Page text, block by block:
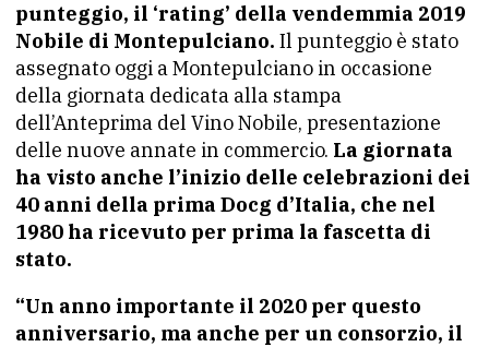
punteggio, il ‘rating’ della vendemmia 2019
Nobile di Montepulciano. Il punteggio è stato
assegnato oggi a Montepulciano in occasione
della giornata dedicata alla stampa
dell’Anteprima del Vino Nobile, presentazione
delle nuove annate in commercio. La giornata
ha visto anche l’inizio delle celebrazioni dei
40 anni della prima Docg d’Italia, che nel
1980 ha ricevuto per prima la fascetta di
stato.
“Un anno importante il 2020 per questo
anniversario, ma anche per un consorzio, il